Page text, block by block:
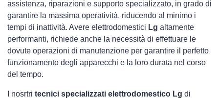
assistenza, riparazioni e supporto specializzato, in grado di
garantire la massima operatività, riducendo al minimo i
tempi di inattività. Avere elettrodomestici Lg altamente
performanti, richiede anche la necessità di effettuare le
dovute operazioni di manutenzione per garantire il perfetto
funzionamento degli apparecchi e la loro durata nel corso
del tempo.
I nosrtri tecnici specializzati elettrodomestico Lg di